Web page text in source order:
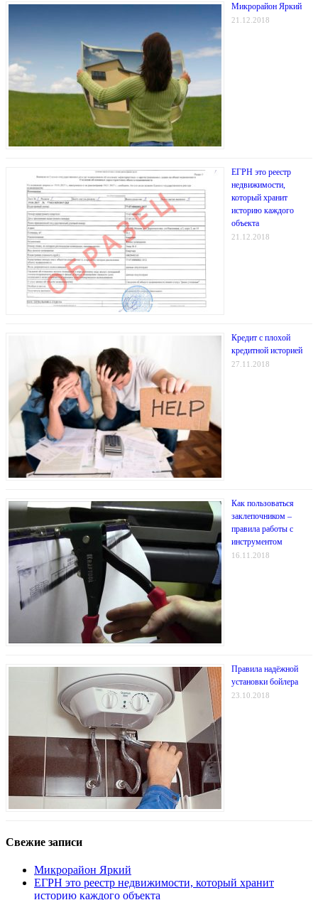
Микрорайон Яркий
21.12.2018
ЕГРН это реестр
недвижимости,
который хранит
историю каждого
объекта
21.12.2018
Кредит с плохой
кредитной историей
27.11.2018
Как пользоваться
заклепочником –
правила работы с
инструментом
16.11.2018
Правила надёжной
установки бойлера
23.10.2018
Свежие записи
Микрорайон Яркий
ЕГРН это реестр недвижимости, который хранит
историю каждого объекта